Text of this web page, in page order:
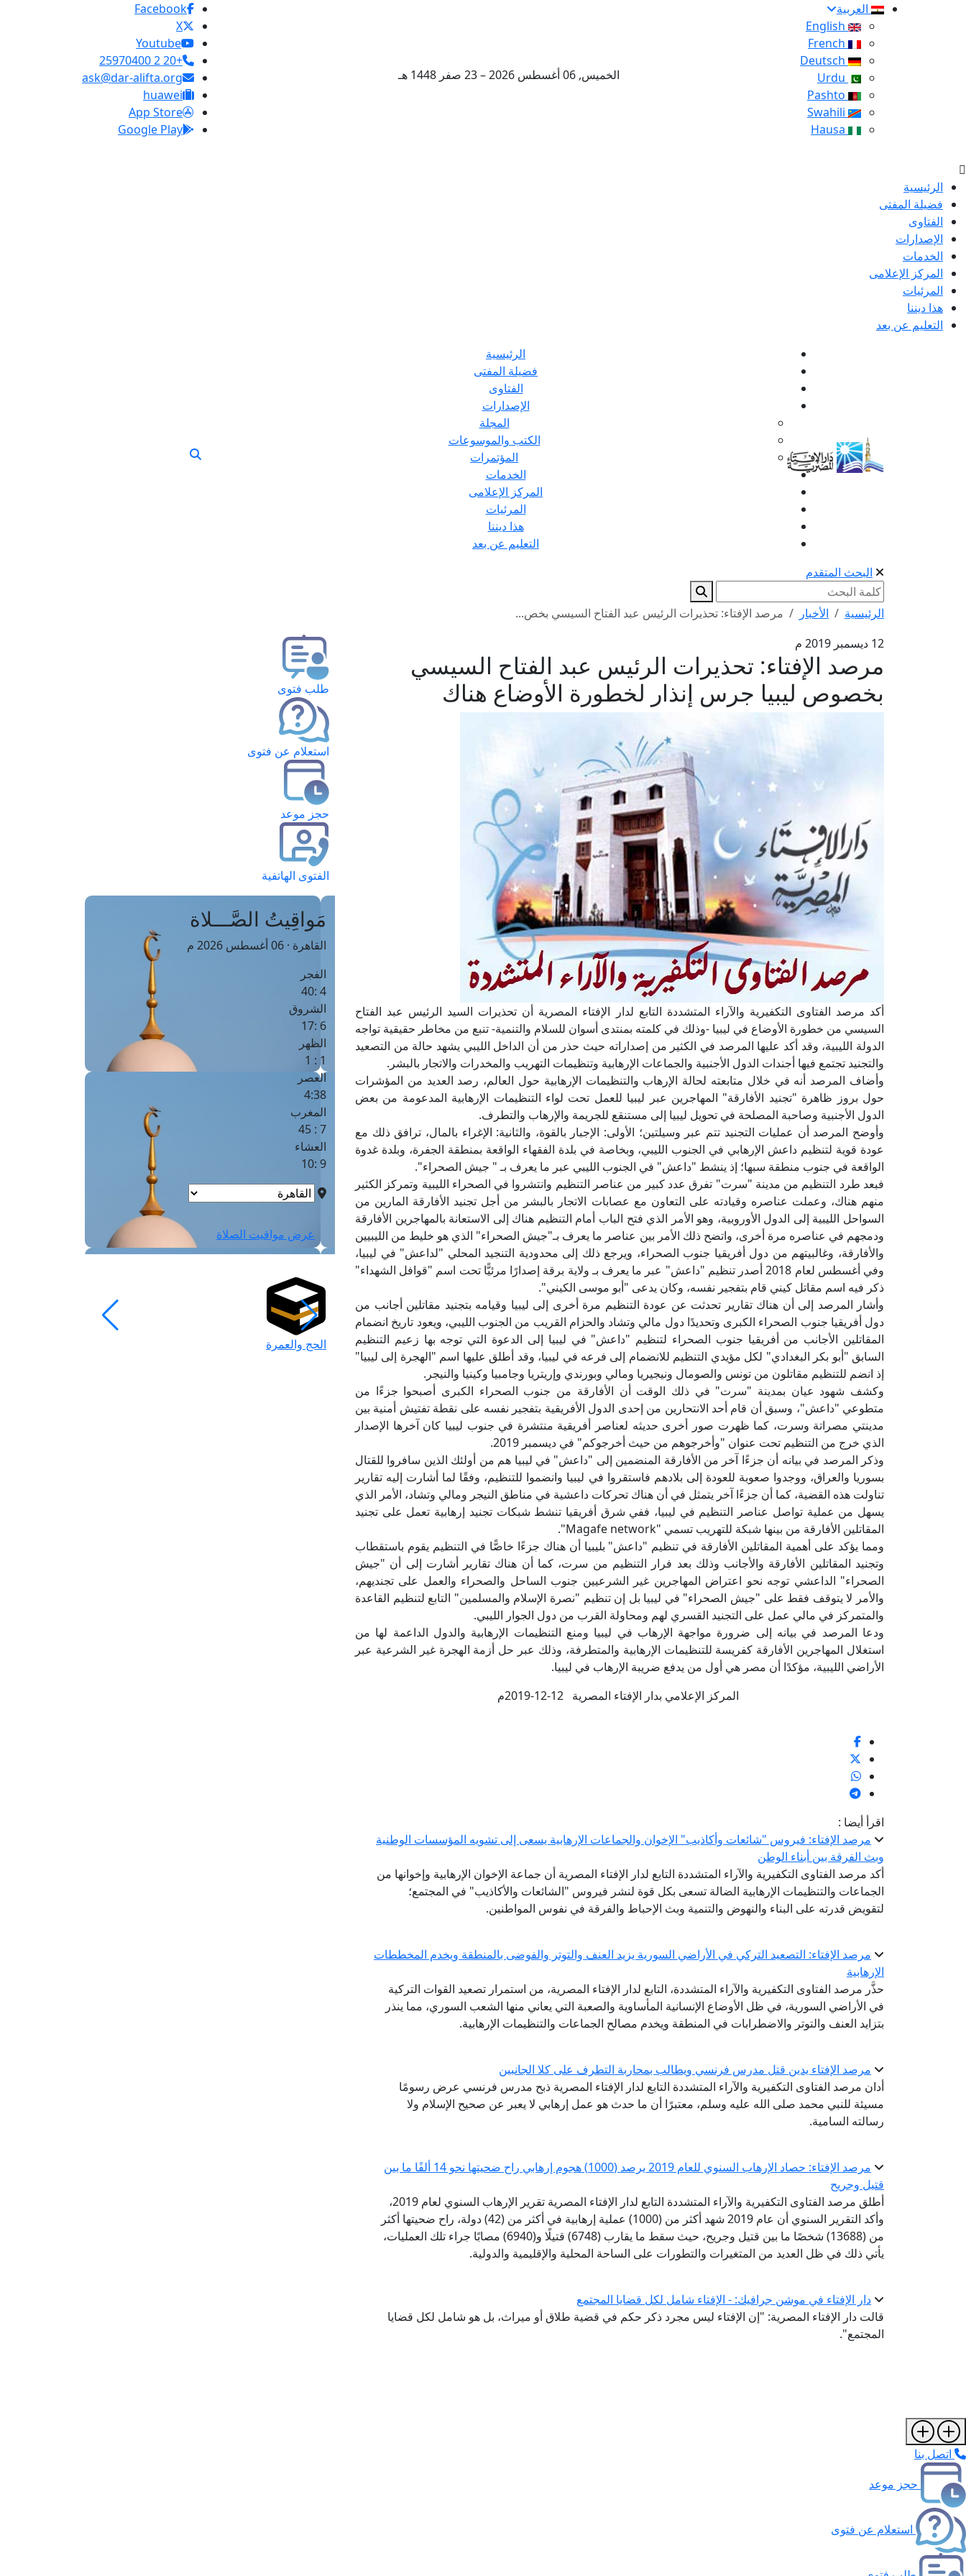
العربية
الخميس, 06 أغسطس 2026 – 23 صفر 1448 هـ
Facebook
X
Youtube
+20 2 25970400
ask@dar-alifta.org
huawei
App Store
Google Play
الرئيسية
فضيلة المفتى
الفتاوى
الإصدارات
الخدمات
المركز الإعلامى
المرئيات
هذا ديننا
التعليم عن بعد
الرئيسية
فضيلة المفتى
الفتاوى
الإصدارات
المجلة
الكتب والموسوعات
المؤتمرات
الخدمات
المركز الإعلامى
المرئيات
هذا ديننا
التعليم عن بعد
البحث المتقدم
الرئيسية الأخبار
مرصد الإفتاء: تحذيرات الرئيس عبد الفتاح السيسي بخص...
12 ديسمبر 2019 م
مرصد الإفتاء: تحذيرات الرئيس عبد الفتاح السيسي
بخصوص ليبيا جرس إنذار لخطورة الأوضاع هناك
أكد مرصد الفتاوى التكفيرية والآراء المتشددة التابع لدار الإفتاء المصرية أن تحذيرات السيد الرئيس عبد الفتاح
السيسي من خطورة الأوضاع في ليبيا -وذلك في كلمته بمنتدى أسوان للسلام والتنمية- تنبع من مخاطر حقيقية تواجه
الدولة الليبية، وقد أكد عليها المرصد في الكثير من إصداراته حيث حذر من أن الداخل الليبي يشهد حالة من التصعيد
والتجنيد تجتمع فيها أجندات الدول الأجنبية والجماعات الإرهابية وتنظيمات التهريب والمخدرات والاتجار بالبشر.
وأضاف المرصد أنه في خلال متابعته لحالة الإرهاب والتنظيمات الإرهابية حول العالم، رصد العديد من المؤشرات
حول بروز ظاهرة "تجنيد الأفارقة" المهاجرين عبر ليبيا للعمل تحت لواء التنظيمات الإرهابية المدعومة من بعض
الدول الأجنبية وصاحبة المصلحة في تحويل ليبيا إلى مستنقع للجريمة والإرهاب والتطرف.
وأوضح المرصد أن عمليات التجنيد تتم عبر وسيلتين؛ الأولى: الإجبار بالقوة، والثانية: الإغراء بالمال، ترافق ذلك مع
عودة قوية لتنظيم داعش الإرهابي في الجنوب الليبي، وبخاصة في بلدة الفقهاء الواقعة بمنطقة الجفرة، وبلدة غدوة
الواقعة في جنوب منطقة سبها؛ إذ ينشط "داعش" في الجنوب الليبي عبر ما يعرف بـ " جيش الصحراء".
فبعد طرد التنظيم من مدينة "سرت" تفرق عدد كبير من عناصر التنظيم وانتشروا في الصحراء الليبية وتمركز الكثير
منهم هناك، وعملت عناصره وقيادته على التعاون مع عصابات الاتجار بالبشر من أجل تجنيد الأفارقة المارين من
السواحل الليبية إلى الدول الأوروبية، وهو الأمر الذي فتح الباب أمام التنظيم هناك إلى الاستعانة بالمهاجرين الأفارقة
ودمجهم في عناصره مرة أخرى، واتضح ذلك الأمر بين عناصر ما يعرف بـ"جيش الصحراء" الذي هو خليط من الليبيين
والأفارقة، وغالبيتهم من دول أفريقيا جنوب الصحراء، ويرجع ذلك إلى محدودية التنجيد المحلي "لداعش" في ليبيا،
وفي أغسطس لعام 2018 أصدر تنظيم "داعش" عبر ما يعرف بـ ولاية برقة إصدارًا مرئيًّا تحت اسم "قوافل الشهداء"
ذكر فيه اسم مقاتل كيني قام بتفجير نفسه، وكان يدعى "أبو موسى الكيني".
وأشار المرصد إلى أن هناك تقارير تحدثت عن عودة التنظيم مرة أخرى إلى ليبيا وقيامه بتجنيد مقاتلين أجانب من
دول أفريقيا جنوب الصحراء الكبرى وتحديدًا دول مالي وتشاد والحزام القريب من الجنوب الليبي، ويعود تاريخ انضمام
المقاتلين الأجانب من أفريقيا جنوب الصحراء لتنظيم "داعش" في ليبيا إلى الدعوة التي توجه بها زعيم التنظيم
السابق "أبو بكر البغدادي" لكل مؤيدي التنظيم للانضمام إلى فرعه في ليبيا، وقد أطلق عليها اسم "الهجرة إلى ليبيا"
إذ انضم للتنظيم مقاتلون من تونس والصومال ونيجيريا ومالي وبورندي وإريتريا وجامبيا وكينيا والنيجر.
وكشف شهود عيان بمدينة "سرت" في ذلك الوقت أن الأفارقة من جنوب الصحراء الكبرى أصبحوا جزءًا من
متطوعي "داعش"، وسبق أن قام أحد الانتحارين من إحدى الدول الأفريقية بتفجير نفسه على نقطة تفتيش أمنية بين
مدينتي مصراتة وسرت، كما ظهرت صور أخرى حديثه لعناصر أفريقية منتشرة في جنوب ليبيا كان آخرها الإصدار
الذي خرج من التنظيم تحت عنوان "وأخرجوهم من حيث أخرجوكم" في ديسمبر 2019.
وذكر المرصد في بيانه أن جزءًا آخر من الأفارقة المنضمين إلى "داعش" في ليبيا هم من أولئك الذين سافروا للقتال
بسوريا والعراق، ووجدوا صعوبة للعودة إلى بلادهم فاستقروا في ليبيا وانضموا للتنظيم، وفقًا لما أشارت إليه تقارير
تناولت هذه القضية، كما أن جزءًا آخر يتمثل في أن هناك تحركات داعشية في مناطق النيجر ومالي وتشاد، الأمر الذي
يسهل من عملية تواصل عناصر التنظيم في ليبيا، ففي شرق أفريقيا تنشط شبكات تجنيد إرهابية تعمل على تجنيد
المقاتلين الأفارقة من بينها شبكة للتهريب تسمي "Magafe network".
ومما يؤكد على أهمية المقاتلين الأفارقة في تنظيم "داعش" بليبيا أن هناك جزءًا خاصًّا في التنظيم يقوم باستقطاب
وتجنيد المقاتلين الأفارقة والأجانب وذلك بعد فرار التنظيم من سرت، كما أن هناك تقارير أشارت إلى أن "جيش
الصحراء" الداعشي توجه نحو اعتراض المهاجرين غير الشرعيين جنوب الساحل والصحراء والعمل على تجنديهم،
والأمر لا يتوقف فقط على "جيش الصحراء" في ليبيا بل إن تنظيم "نصرة الإسلام والمسلمين" التابع لتنظيم القاعدة
والمتمركز في مالي عمل على التجنيد القسري لهم ومحاولة القرب من دول الجوار الليبي.
ودعا المرصد في بيانه إلى ضرورة مواجهة الإرهاب في ليبيا ومنع التنظيمات الإرهابية والدول الداعمة لها من
استغلال المهاجرين الأفارقة كفريسة للتنظيمات الإرهابية والمتطرفة، وذلك عبر حل أزمة الهجرة غير الشرعية عبر
الأراضي الليبية، مؤكدًا أن مصر هي أول من يدفع ضريبة الإرهاب في ليبيا.
المركز الإعلامي بدار الإفتاء المصرية 12-12-2019م
اقرأ أيضا :
مرصد الإفتاء: فيروس "شائعات وأكاذيب" الإخوان والجماعات الإرهابية يسعى إلى تشويه المؤسسات الوطنية
وبث الفرقة بين أبناء الوطن
أكد مرصد الفتاوى التكفيرية والآراء المتشددة التابع لدار الإفتاء المصرية أن جماعة الإخوان الإرهابية وإخوانها من
الجماعات والتنظيمات الإرهابية الضالة تسعى بكل قوة لنشر فيروس "الشائعات والأكاذيب" في المجتمع؛
لتقويض قدرته على البناء والنهوض والتنمية وبث الإحباط والفرقة في نفوس المواطنين.
مرصد الإفتاء: التصعيد التركي في الأراضي السورية يزيد العنف والتوتر والفوضى بالمنطقة ويخدم المخططات
الإرهابية
حذَّر مرصد الفتاوى التكفيرية والآراء المتشددة، التابع لدار الإفتاء المصرية، من استمرار تصعيد القوات التركية
في الأراضي السورية، في ظل الأوضاع الإنسانية المأساوية والصعبة التي يعاني منها الشعب السوري، مما ينذر
بتزايد العنف والتوتر والاضطرابات في المنطقة ويخدم مصالح الجماعات والتنظيمات الإرهابية.
مرصد الإفتاء يدين قتل مدرس فرنسي ويطالب بمحاربة التطرف على كلا الجانبين
أدان مرصد الفتاوى التكفيرية والآراء المتشددة التابع لدار الإفتاء المصرية ذبح مدرس فرنسي عرض رسومًا
مسيئة للنبي محمد صلى الله عليه وسلم، معتبرًا أن ما حدث هو عمل إرهابي لا يعبر عن صحيح الإسلام ولا
رسالته السامية.
مرصد الإفتاء: حصاد الإرهاب السنوي للعام 2019 يرصد (1000) هجوم إرهابي راح ضحيتها نحو 14 ألفًا ما بين
قتيل وجريح
أطلق مرصد الفتاوى التكفيرية والآراء المتشددة التابع لدار الإفتاء المصرية تقرير الإرهاب السنوي لعام 2019،
وأكد التقرير السنوي أن عام 2019 شهد أكثر من (1000) عملية إرهابية في أكثر من (42) دولة، راح ضحيتها أكثر
من (13688) شخصًا ما بين قتيل وجريح، حيث سقط ما يقارب (6748) قتيلًا و(6940) مصابًا جراء تلك العمليات،
يأتي ذلك في ظل العديد من المتغيرات والتطورات على الساحة المحلية والإقليمية والدولية.
دار الإفتاء في موشن جرافيك: - الإفتاء شامل لكل قضايا المجتمع
قالت دار الإفتاء المصرية: "إن الإفتاء ليس مجرد ذكر حكم في قضية طلاق أو ميراث، بل هو شامل لكل قضايا
المجتمع".
طلب فتوى
استعلام عن فتوى
حجز موعد
الفتوى الهاتفية
مَواقِيتُ الصَّـــلاة
القاهرة · 06 أغسطس 2026 م
الفجر
4 :40
الشروق
6 :17
الظهر
1 : 1
العصر
4:38
المغرب
7 : 45
العشاء
9 :10
عرض مواقيت الصلاة
الحج والعمرة
اتصل بنا
حجز موعد
استعلام عن فتوى